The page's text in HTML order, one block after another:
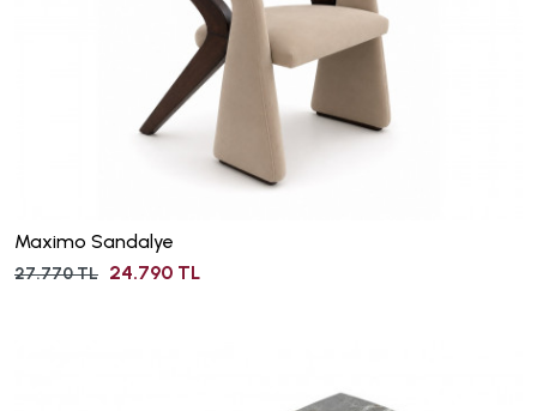
Maximo Sandalye
27.770 TL 24.790 TL